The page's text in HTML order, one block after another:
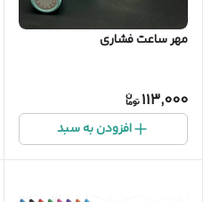
مهر ساعت فشاری
113,000
افزودن به سبد